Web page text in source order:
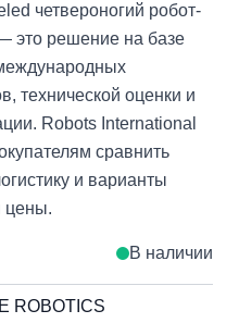
четвероногий робот-
это решение на базе
технической оценки и
Robots International
сравнить
и варианты
цены.
В наличии
ROBOTICS